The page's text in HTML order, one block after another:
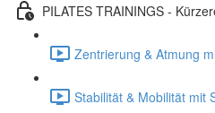
PILATES TRAININGS -
Zentrierung & Atmung
Stabilität & Mobilität mit